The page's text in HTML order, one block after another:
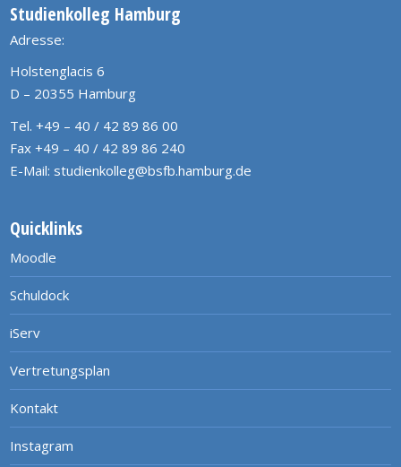
Studienkolleg Hamburg
Adresse:
Holstenglacis 6
D – 20355 Hamburg
Tel. +49 – 40 / 42 89 86 00
Fax +49 – 40 / 42 89 86 240
E-Mail: studienkolleg@bsfb.hamburg.de
Quicklinks
Moodle
Schuldock
iServ
Vertretungsplan
Kontakt
Instagram